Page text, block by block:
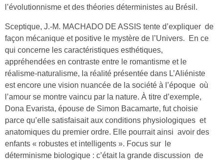
l’évolutionnisme et des théories déterministes au Brésil.
Sceptique, J.-M. MACHADO DE ASSIS tente d’expliquer de
façon mécanique et positive le mystère de l’Univers. En ce
qui concerne les caractéristiques esthétiques,
appréhendées en contraste entre le romantisme et le
réalisme-naturalisme, la réalité présentée dans L’Aliéniste
est encore une vision nuancée de la société à l’époque où
l’amour se montre vaincu par la nature. À titre d’exemple,
Dona Evarista, épouse de Simon Bacamarte, fut choisie
parce qu’elle satisfaisait aux conditions physiologiques et
anatomiques du premier ordre. Elle pourrait ainsi avoir des
enfants « robustes et intelligents ». Focus sur le
déterminisme biologique : c’était la grande discussion de